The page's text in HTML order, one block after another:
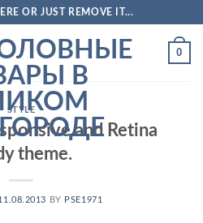
OR JUST REMOVE IT...
0
STYLE
and Retina
theme.
BY PSE1971